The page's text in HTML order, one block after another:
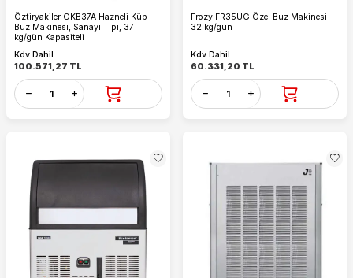
Öztiryakiler OKB37A Hazneli Küp
Buz Makinesi, Sanayi Tipi, 37
kg/gün Kapasiteli
Kdv Dahil
100.571,27 TL
Frozy FR35UG Özel Buz Makinesi
32 kg/gün
Kdv Dahil
60.331,20 TL